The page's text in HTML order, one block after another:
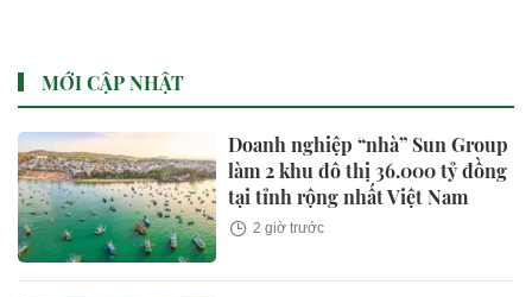
MỚI CẬP NHẬT
Doanh nghiệp “nhà” Sun Group
làm 2 khu đô thị 36.000 tỷ đồng
tại tỉnh rộng nhất Việt Nam
2 giờ trước